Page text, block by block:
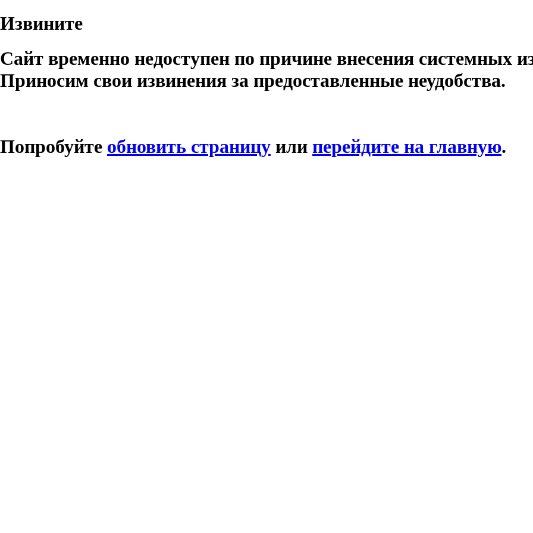
Извините
Сайт временно недоступен по причине внесения системных
Приносим свои извинения за предоставленные неудобства.
Попробуйте обновить страницу или перейдите на главную.